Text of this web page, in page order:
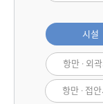
시설
항만 · 외
항만 · 접